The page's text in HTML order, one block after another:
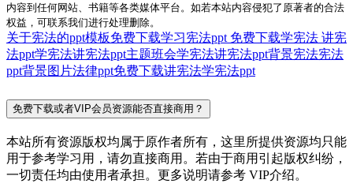
内容到任何网站、书籍等各类媒体平台。如若本站内容侵犯了原著者的合法
权益，可联系我们进行处理删除。
关于宪法的ppt模板免费下载学习宪法ppt 免费下载学宪法 讲宪
法ppt学宪法讲宪法ppt主题班会学宪法讲宪法ppt背景宪法宪法
ppt背景图片法律ppt免费下载讲宪法学宪法ppt
免费下载或者VIP会员资源能否直接商用？
本站所有资源版权均属于原作者所有，这里所提供资源均只能
用于参考学习用，请勿直接商用。若由于商用引起版权纠纷，
一切责任均由使用者承担。更多说明请参考 VIP介绍。